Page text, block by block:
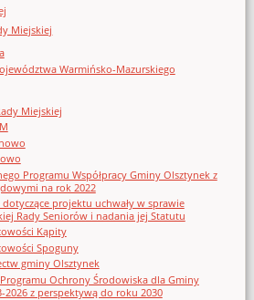
Miejskiej
Warmińsko-Mazurskiego
Miejskiej
Programu Współpracy Gminy Olsztynek z
na rok 2022
dotyczące projektu uchwały w sprawie
Rady Seniorów i nadania jej Statutu
Kąpity
Spoguny
gminy Olsztynek
Ochrony Środowiska dla Gminy
2026 z perspektywą do roku 2030